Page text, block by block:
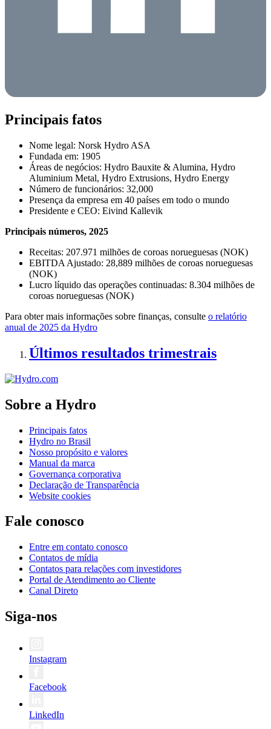
Principais fatos
Nome legal: Norsk Hydro ASA
Fundada em: 1905
Áreas de negócios: Hydro Bauxite & Alumina, Hydro
Aluminium Metal, Hydro Extrusions, Hydro Energy
Número de funcionários: 32,000
Presença da empresa em 40 países em todo o mundo
Presidente e CEO: Eivind Kallevik
Principais nú­meros, 2025
Receitas: 207.971 milhões de coroas norueguesas (NOK)
EBITDA Ajustado: 28,889 milhões de coroas norueguesas
(NOK)
Lucro líquido das operações continuadas: 8.304 milhões de
coroas norueguesas (NOK)
Para obter mais informações sobre finanças, consulte o relatório
anual de 2025 da Hydro
Últimos resultados trimestrais
Sobre a Hydro
Principais fatos
Hydro no Brasil
Nosso propósito e valores
Manual da marca
Governança corporativa
Declaração de Transparência
Website cookies
Fale conosco
Entre em contato conosco
Contatos de mídia
Contatos para relações com investidores
Portal de Atendimento ao Cliente
Canal Direto
Siga-nos
Instagram
Facebook
LinkedIn